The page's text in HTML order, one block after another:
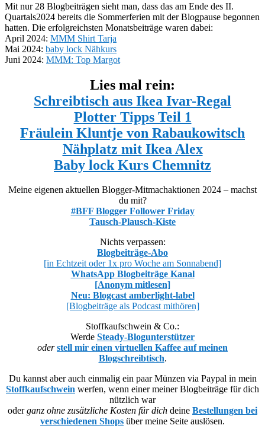
Mit nur 28 Blogbeiträgen sieht man, dass das am Ende des II.
Quartals2024 bereits die Sommerferien mit der Blogpause begonnen
hatten. Die erfolgreichsten Monatsbeiträge waren dabei:
April 2024: MMM Shirt Tarja
Mai 2024: baby lock Nähkurs
Juni 2024: MMM: Top Margot
Lies mal rein:
Schreibtisch aus Ikea Ivar-Regal
Plotter Tipps Teil 1
Fräulein Kluntje von Rabaukowitsch
Nähplatz mit Ikea Alex
Baby lock Kurs Chemnitz
Meine eigenen aktuellen Blogger-Mitmachaktionen 2024 – machst
du mit?
#BFF Blogger Follower Friday
Tausch-Plausch-Kiste
Nichts verpassen:
Blogbeiträge-Abo
[in Echtzeit oder 1x pro Woche am Sonnabend]
WhatsApp Blogbeiträge Kanal
[Anonym mitlesen]
Neu: Blogcast amberlight-label
[Blogbeiträge als Podcast mithören]
Stoffkaufschwein & Co.:
Werde Steady-Blogunterstützer
oder stell mir einen virtuellen Kaffee auf meinen
Blogschreibtisch.
Du kannst aber auch einmalig ein paar Münzen via Paypal in mein
Stoffkaufschwein werfen, wenn einer meiner Blogbeiträge für dich
nützlich war
oderganz ohne zusätzliche Kosten für dich deine Bestellungen bei
verschiedenen Shops über meine Seite auslösen.